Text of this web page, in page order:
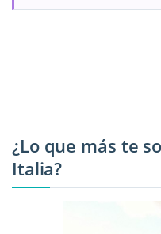
¿Lo que más te
Italia?